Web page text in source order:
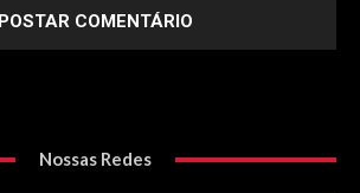
Nossas Redes